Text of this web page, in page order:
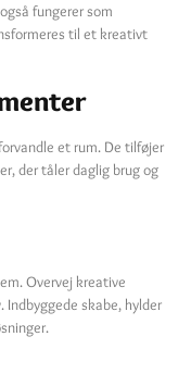
fungerer som
til et kreativt
et rum. De tilføjer
der tåler daglig brug og
Overvej kreative
Indbyggede skabe, hylder